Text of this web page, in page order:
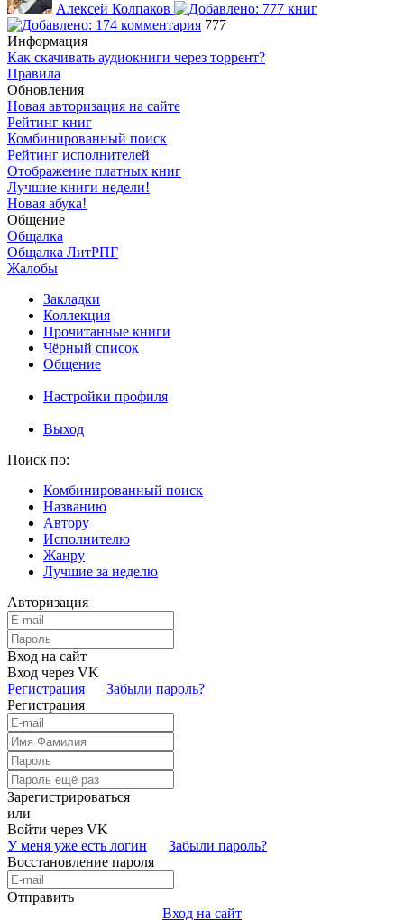
Алексей Колпаков
777
Информация
Как скачивать аудиокниги через торрент?
Правила
Обновления
Новая авторизация на сайте
Рейтинг книг
Комбинированный поиск
Рейтинг исполнителей
Отображение платных книг
Лучшие книги недели!
Новая абука!
Общение
Общалка
Общалка ЛитРПГ
Жалобы
Закладки
Коллекция
Прочитанные книги
Чёрный список
Общение
Настройки профиля
Выход
Поиск по:
Комбинированный поиск
Названию
Автору
Исполнителю
Жанру
Лучшие за неделю
Авторизация
Вход на сайт
Вход через VK
Регистрация
Забыли пароль?
Регистрация
Зарегистрироваться
или
Войти через VK
У меня уже есть логин
Забыли пароль?
Восстановление пароля
Отправить
Вход на сайт